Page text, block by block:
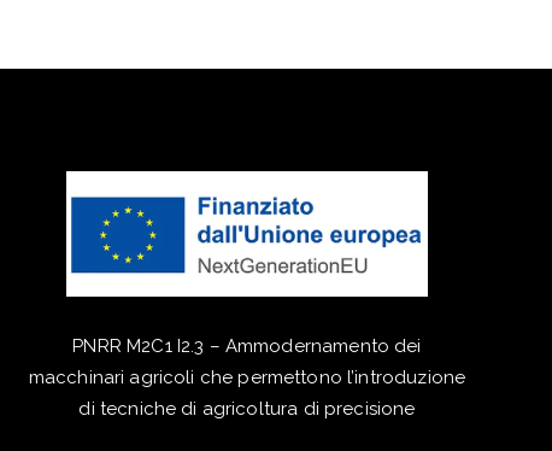
PNRR M2C1 I2.3 – Ammodernamento dei
macchinari agricoli che permettono l’introduzione
di tecniche di agricoltura di precisione